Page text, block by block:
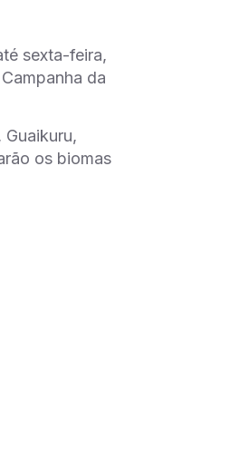
sexta-feira,
da
os biomas